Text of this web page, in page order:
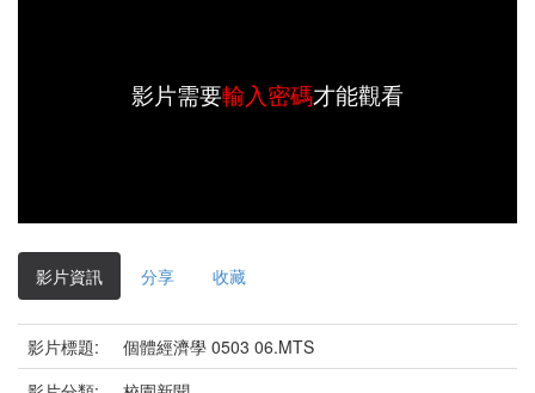
影片需要輸入密碼才能觀看
影片資訊 分享 收藏
影片標題:
個體經濟學 0503 06.MTS